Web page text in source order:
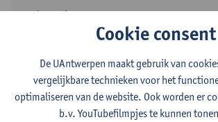
Onderzoek
Cookie consent
De UAntwerpen maakt gebruik van
vergelijkbare technieken voor het
optimaliseren van de website. Ook worden er
b.v. YouTubefilmpjes te kunnen